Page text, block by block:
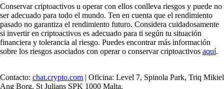
Conservar criptoactivos u operar con ellos conlleva riesgos y puede no
ser adecuado para todo el mundo. Ten en cuenta que el rendimiento
pasado no garantiza el rendimiento futuro. Considera cuidadosamente
si invertir en criptoactivos es adecuado para ti según tu situación
financiera y tolerancia al riesgo. Puedes encontrar más información
sobre los riesgos asociados con operar o conservar criptoactivos aquí.
Contacto: chat.crypto.com | Oficina: Level 7, Spinola Park, Triq Mikiel
Ang Borg, St Julians SPK 1000 Malta.